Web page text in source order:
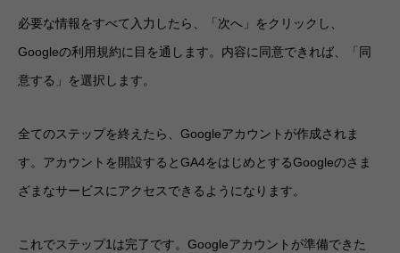
必要な情報をすべて入力したら、「次へ」をクリックし、
Googleの利用規約に目を通します。内容に同意できれば、「同
意する」を選択します。
全てのステップを終えたら、Googleアカウントが作成されま
す。アカウントを開設するとGA4をはじめとするGoogleのさま
ざまなサービスにアクセスできるようになります。
これでステップ1は完了です。Googleアカウントが準備できた